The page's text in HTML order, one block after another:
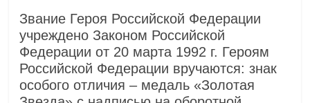
Звание Героя Российской Федерации
учреждено Законом Российской
Федерации от 20 марта 1992 г. Героям
Российской Федерации вручаются: знак
особого отличия – медаль «Золотая